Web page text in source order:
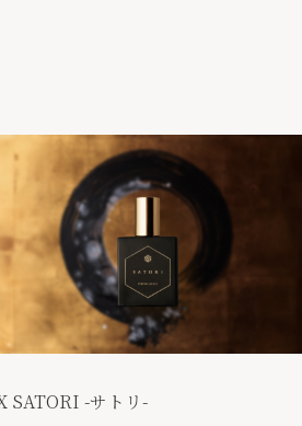
SATORI -サトリ-